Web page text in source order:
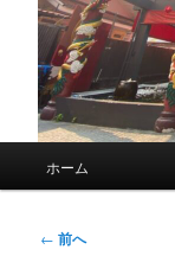
ホーム
投← 前へ